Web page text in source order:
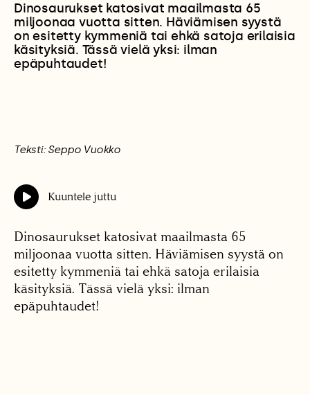
Dinosaurukset katosivat maailmasta 65
miljoonaa vuotta sitten. Häviämisen syystä
on esitetty kymmeniä tai ehkä satoja erilaisia
käsityksiä. Tässä vielä yksi: ilman
epäpuhtaudet!
Teksti: Seppo Vuokko
Kuuntele juttu
Dinosaurukset katosivat maailmasta 65
miljoonaa vuotta sitten. Häviämisen syystä on
esitetty kymmeniä tai ehkä satoja erilaisia
käsityksiä. Tässä vielä yksi: ilman
epäpuhtaudet!